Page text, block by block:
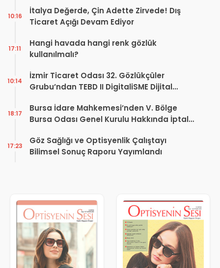
İtalya Değerde, Çin Adette Zirvede! Dış
Ticaret Açığı Devam Ediyor
10:16
Hangi havada hangi renk gözlük
kullanılmalı?
17:11
İzmir Ticaret Odası 32. Gözlükçüler
Grubu’ndan TEBD II DigitaliSME Dijital
10:14
Bursa İdare Mahkemesi’nden V. Bölge
Bursa Odası Genel Kurulu Hakkında İptal
18:17
Göz Sağlığı ve Optisyenlik Çalıştayı
Bilimsel Sonuç Raporu Yayımlandı
17:23